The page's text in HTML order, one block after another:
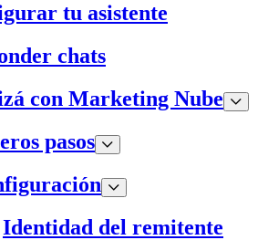
tu asistente
chats
con Marketing Nube
pasos
Identidad del remitente